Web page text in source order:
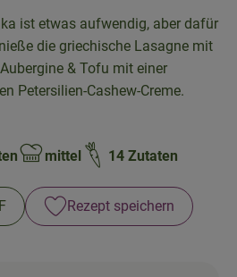
ist etwas aufwendig, aber dafür
die griechische Lasagne mit
& Tofu mit einer
Petersilien-Cashew-Creme.
Schwierigkeit:
mittel 14 Zutaten
Rezept speichern